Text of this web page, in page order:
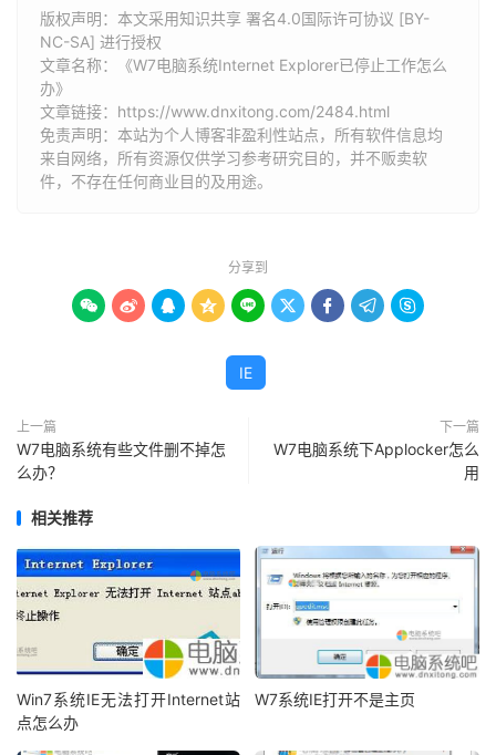
版权声明：本文采用知识共享 署名4.0国际许可协议 [BY-
NC-SA] 进行授权
文章名称：《W7电脑系统Internet Explorer已停止工作怎么
办》
文章链接： https://www.dnxitong.com/2484.html
免责声明：本站为个人博客非盈利性站点，所有软件信息均
来自网络，所有资源仅供学习参考研究目的，并不贩卖软
件，不存在任何商业目的及用途。
分享到
        
IE
上一篇
W7电脑系统有些文件删不掉怎
么办？
下一篇
W7电脑系统下Applocker怎么
用
相关推荐
Win7系统IE无法打开Internet站
点怎么办
W7系统IE打开不是主页